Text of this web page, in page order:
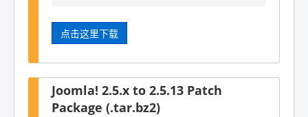
点击这里下载
Joomla! 2.5.x to 2.5.13 Patch
Package (.tar.bz2)